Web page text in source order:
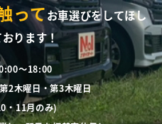
ってお車選びをしてほし
ります！
～18:00
2木曜日・第3木曜日
・11月のみ)